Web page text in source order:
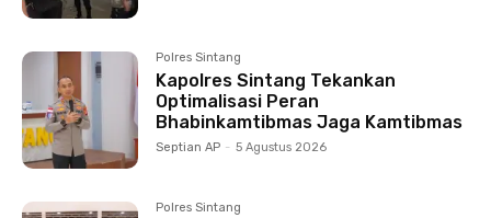
Polres Sintang
Kapolres Sintang Tekankan
Optimalisasi Peran
Bhabinkamtibmas Jaga Kamtibmas
Septian AP - 5 Agustus 2026
Polres Sintang